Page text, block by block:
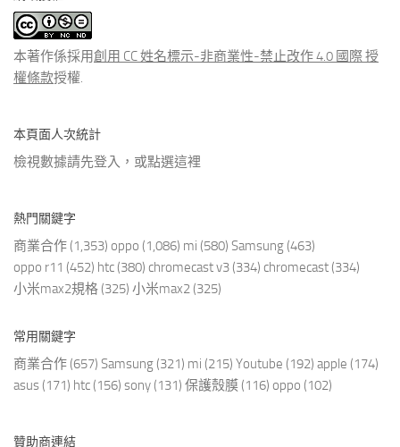
文
章
本著作係採用創用 CC 姓名標示-非商業性-禁止改作 4.0 國際 授
權條款授權.
本頁面人次統計
檢視數據請先登入，或點選這裡
熱門關鍵字
商業合作 (1,353) oppo (1,086) mi (580) Samsung (463)
oppo r11 (452) htc (380) chromecast v3 (334) chromecast (334)
小米max2規格 (325) 小米max2 (325)
常用關鍵字
商業合作 (657) Samsung (321) mi (215) Youtube (192) apple (174)
asus (171) htc (156) sony (131) 保護殼膜 (116) oppo (102)
贊助商連結